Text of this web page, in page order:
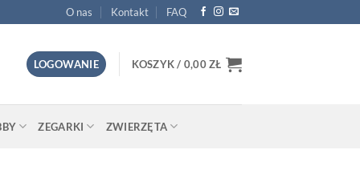
O nas Kontakt FAQ
LOGOWANIE KOSZYK / 0,00ZŁ
ZEGARKI ZWIERZĘTA